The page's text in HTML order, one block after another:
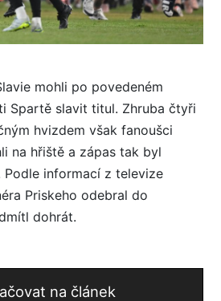
mohli po povedeném
Spartě slavit titul. Zhruba čtyři
hvizdem však fanoušci
na hřiště a zápas tak byl
Podle informací z televize
Priskeho odebral do
dohrát.
na článek